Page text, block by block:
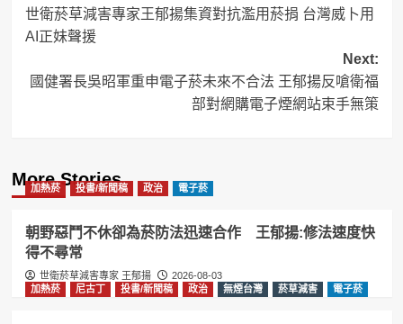
navigation
世衛菸草減害專家王郁揚集資對抗濫用菸捐 台灣威卜用
AI正妹聲援
Next:
國健署長吳昭軍重申電子菸未來不合法 王郁揚反嗆衛福
部對網購電子煙網站束手無策
More Stories
加熱菸 投書/新聞稿 政治 電子菸
朝野惡鬥不休卻為菸防法迅速合作 王郁揚:修法速度快
得不尋常
世衛菸草減害專家 王郁揚
2026-08-03
加熱菸
尼古丁 投書/新聞稿 政治 無煙台灣 菸草減害 電子菸